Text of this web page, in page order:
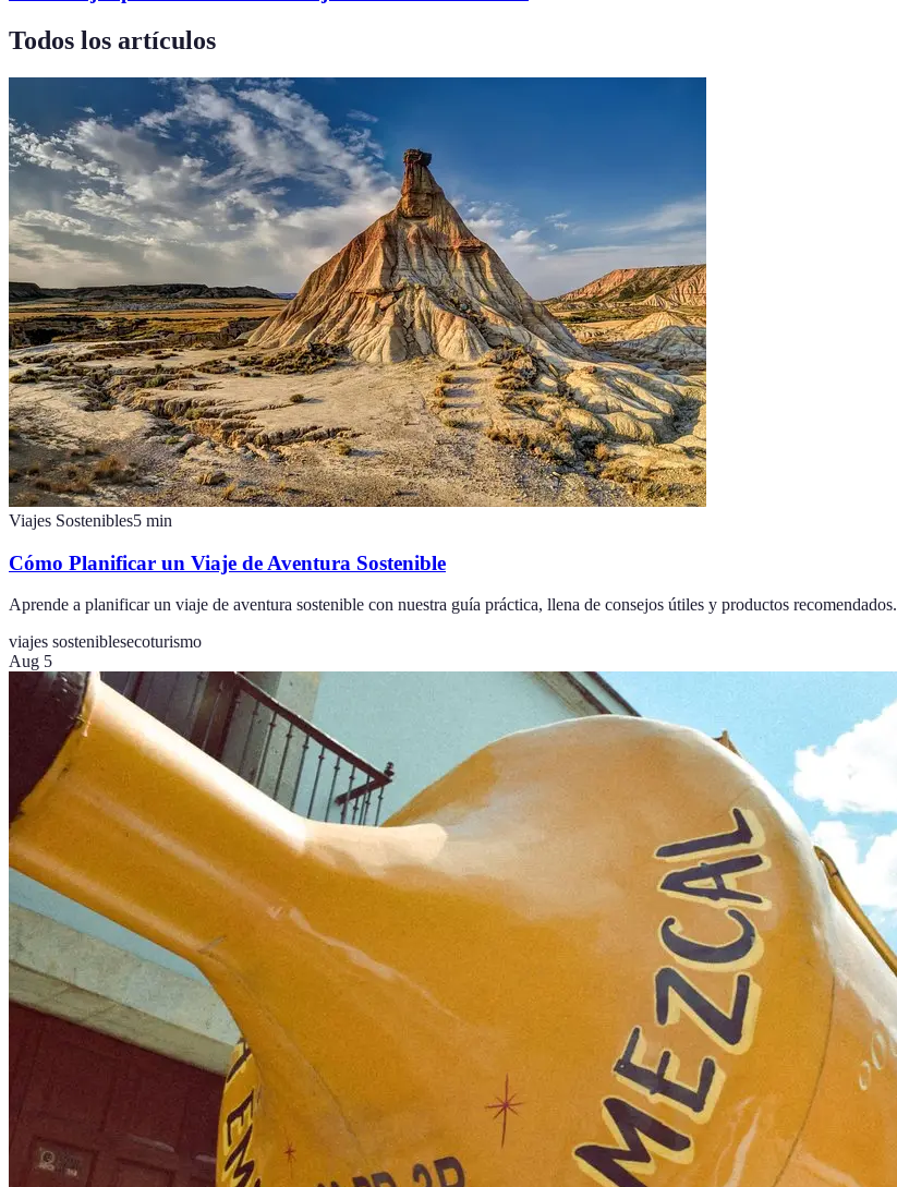
Todos los artículos
Viajes Sostenibles5 min
Cómo Planificar un Viaje de Aventura Sostenible
Aprende a planificar un viaje de aventura sostenible con nuestra guía práctica, llena de consejos útiles y productos recomendados.
viajes sosteniblesecoturismo
Aug 5